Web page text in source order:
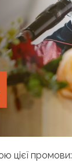
цієї промови: